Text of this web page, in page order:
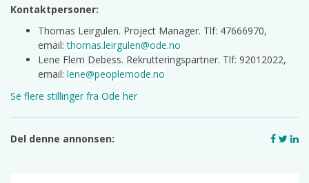
Kontaktpersoner:
Thomas Leirgulen. Project Manager. Tlf: 47666970,
email:thomas.leirgulen@ode.no
Lene Flem Debess. Rekrutteringspartner. Tlf: 92012022,
email: lene@peoplemode.no
Se flere stillinger fra Ode her
Del denne annonsen: